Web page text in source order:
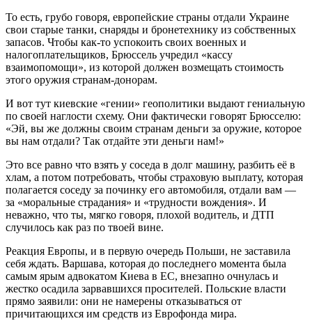
То есть, грубо говоря, европейские страны отдали Украине
свои старые танки, снаряды и бронетехнику из собственных
запасов. Чтобы как-то успокоить своих военных и
налогоплательщиков, Брюссель учредил «кассу
взаимопомощи», из которой должен возмещать стоимость
этого оружия странам-донорам.
И вот тут киевские «гении» геополитики выдают гениальную
по своей наглости схему. Они фактически говорят Брюсселю:
«Эй, вы же должны своим странам деньги за оружие, которое
вы нам отдали? Так отдайте эти деньги нам!»
Это все равно что взять у соседа в долг машину, разбить её в
хлам, а потом потребовать, чтобы страховую выплату, которая
полагается соседу за починку его автомобиля, отдали вам —
за «моральные страдания» и «трудности вождения». И
неважно, что ты, мягко говоря, плохой водитель, и ДТП
случилось как раз по твоей вине.
Реакция Европы, и в первую очередь Польши, не заставила
себя ждать. Варшава, которая до последнего момента была
самым ярым адвокатом Киева в ЕС, внезапно очнулась и
жестко осадила зарвавшихся просителей. Польские власти
прямо заявили: они не намерены отказываться от
причитающихся им средств из Еврофонда мира.